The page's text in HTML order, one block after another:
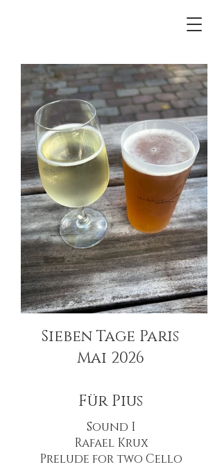
Sieben Tage Paris
Mai 2026
Für Pius
Sound I
Rafael Krux
Prelude for two Cello